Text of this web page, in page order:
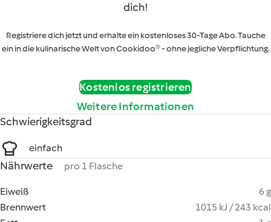
dich!
Registriere dich jetzt und erhalte ein kostenloses 30-Tage Abo. Tauche
ein in die kulinarische Welt von Cookidoo® - ohne jegliche Verpflichtung.
Kostenlos registrieren
Weitere Informationen
Schwierigkeitsgrad
einfach
Nährwerte pro 1 Flasche
Eiweiß
6 g
Brennwert
1015 kJ / 243 kcal